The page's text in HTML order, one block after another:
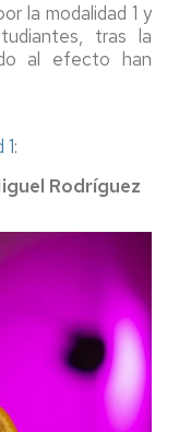
la modalidad 1 y
tras la
al efecto han
:
Rodríguez